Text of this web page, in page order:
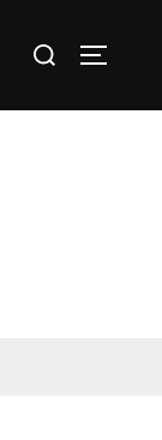
Search